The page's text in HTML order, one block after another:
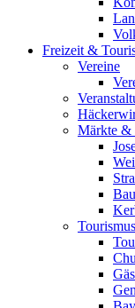
Freizeit &
Vereine
Märkte &
Tourismus